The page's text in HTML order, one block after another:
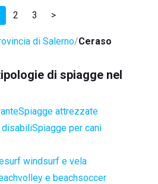
2 3 >
di Salerno Ceraso
di spiagge nel
Spiagge attrezzate
disabiliSpiagge per cani
windsurf e vela
e beachsoccer